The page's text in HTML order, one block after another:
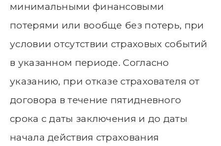
минимальными финансовыми
потерями или вообще без потерь, при
условии отсутствии страховых событий
в указанном периоде. Согласно
указанию, при отказе страхователя от
договора в течение пятидневного
срока с даты заключения и до даты
начала действия страхования